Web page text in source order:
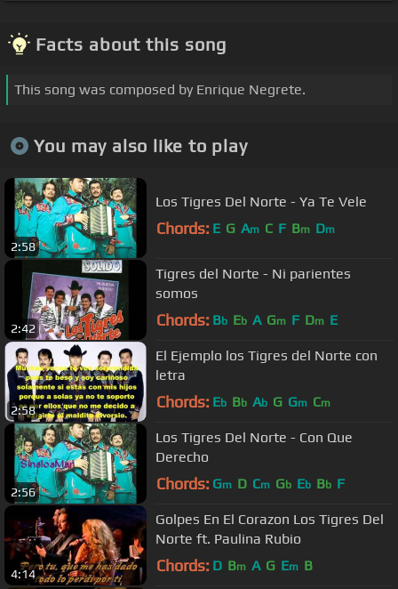
Facts about this song
This song was composed by Enrique Negrete.
You may also like to play
2:58
Los Tigres Del Norte - Ya Te Vele
Chords: E G Am C F Bm Dm
2:42
Tigres del Norte - Ni parientes
somos
Chords: Bb Eb A Gm F Dm E
2:58
El Ejemplo los Tigres del Norte con
letra
Chords: Eb Bb Ab G Gm Cm
2:56
Los Tigres Del Norte - Con Que
Derecho
Chords: Gm D Cm Gb Eb Bb F
4:14
Golpes En El Corazon Los Tigres Del
Norte ft. Paulina Rubio
Chords: D Bm A G Em B